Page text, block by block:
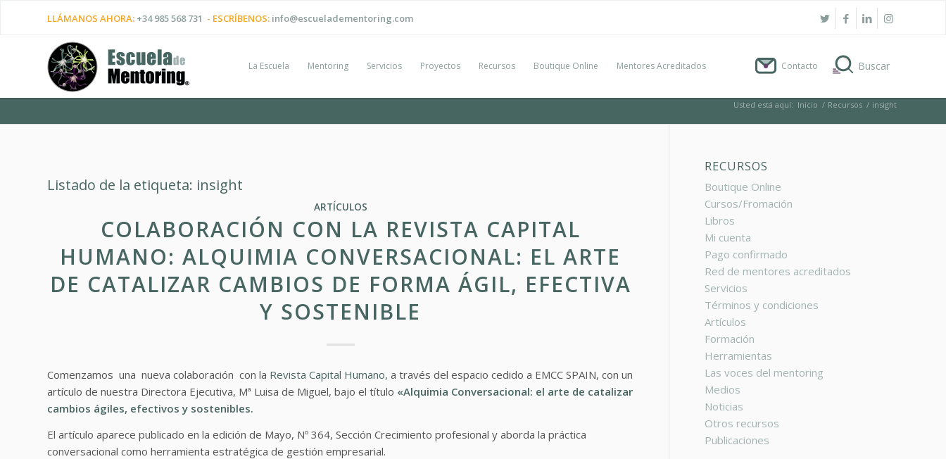
LLÁMANOS AHORA: +34 985 568 731 - ESCRÍBENOS: info@escueladementoring.com
La Escuela Mentoring Servicios Proyectos Recursos Boutique Online Mentores Acreditados Contacto
Usted está aquí: Inicio / Recursos / insight
Listado de la etiqueta: insight
ARTÍCULOS
COLABORACIÓN CON LA REVISTA CAPITAL
HUMANO: ALQUIMIA CONVERSACIONAL: EL ARTE
DE CATALIZAR CAMBIOS DE FORMA ÁGIL, EFECTIVA
Y SOSTENIBLE
Comenzamos una nueva colaboración con la Revista Capital Humano, a través del espacio cedido a EMCC SPAIN, con un
artículo de nuestra Directora Ejecutiva, Mª Luisa de Miguel, bajo el título «Alquimia Conversacional: el arte de catalizar
cambios ágiles, efectivos y sostenibles.
El artículo aparece publicado en la edición de Mayo, Nº 364, Sección Crecimiento profesional y aborda la práctica
conversacional como herramienta estratégica de gestión empresarial.
RECURSOS
Boutique Online
Cursos/Fromación
Libros
Mi cuenta
Pago confirmado
Red de mentores acreditados
Servicios
Términos y condiciones
Artículos
Formación
Herramientas
Las voces del mentoring
Medios
Noticias
Otros recursos
Publicaciones